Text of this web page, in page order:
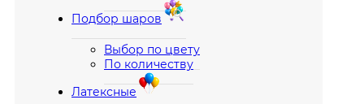
Подбор шаров
Выбор по цвету
По количеству
Латексные